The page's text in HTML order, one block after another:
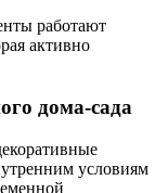
работают
активно
дома-садa
условиям